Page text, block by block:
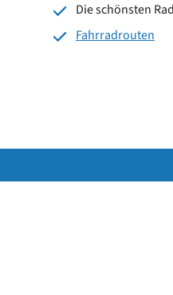
Die schönsten
Fahrradrouten